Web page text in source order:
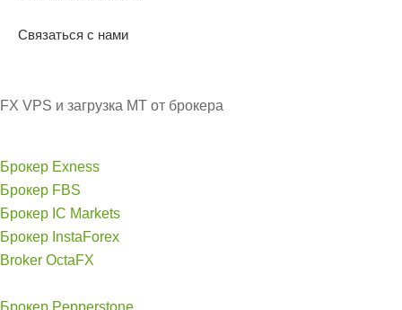
Связаться с нами
FX VPS и загрузка MT от брокера
Брокер Exness
Брокер FBS
Брокер IC Markets
Брокер InstaForex
Broker OctaFX
Брокер Pepperstone